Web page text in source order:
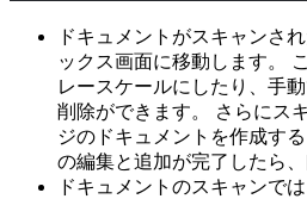
ドキュメントがスキャンさ
ックス画面に移動します。
レースケールにしたり、手
削除ができます。 さらにス
ジのドキュメントを作成す
の編集と追加が完了したら
ドキュメントのスキャンでは